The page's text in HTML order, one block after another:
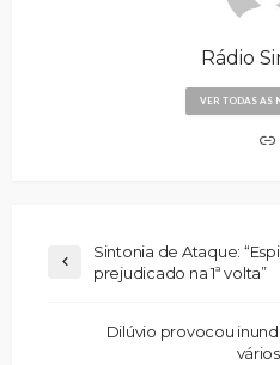
Rádio
VER TODAS AS
Sintonia de Ataque:
prejudicado na 1ª volta”
Dilúvio provocou